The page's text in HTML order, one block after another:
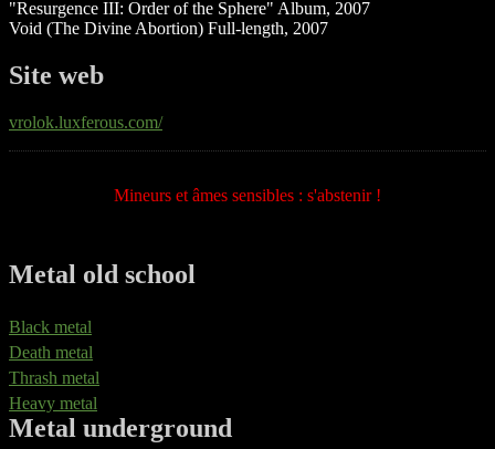
"Resurgence III: Order of the Sphere" Album, 2007
Void (The Divine Abortion) Full-length, 2007
Site web
vrolok.luxferous.com/
Mineurs et âmes sensibles : s'abstenir !
Metal old school
Black metal
Death metal
Thrash metal
Heavy metal
Metal underground